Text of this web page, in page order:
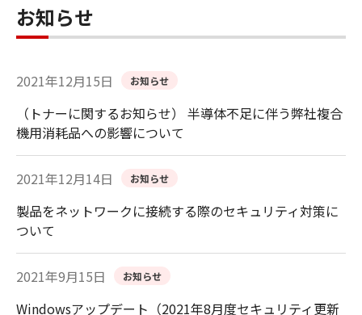
お知らせ
2021年12月15日 お知らせ
（トナーに関するお知らせ） 半導体不足に伴う弊社複合
機用消耗品への影響について
2021年12月14日 お知らせ
製品をネットワークに接続する際のセキュリティ対策に
ついて
2021年9月15日 お知らせ
Windowsアップデート（2021年8月度セキュリティ更新